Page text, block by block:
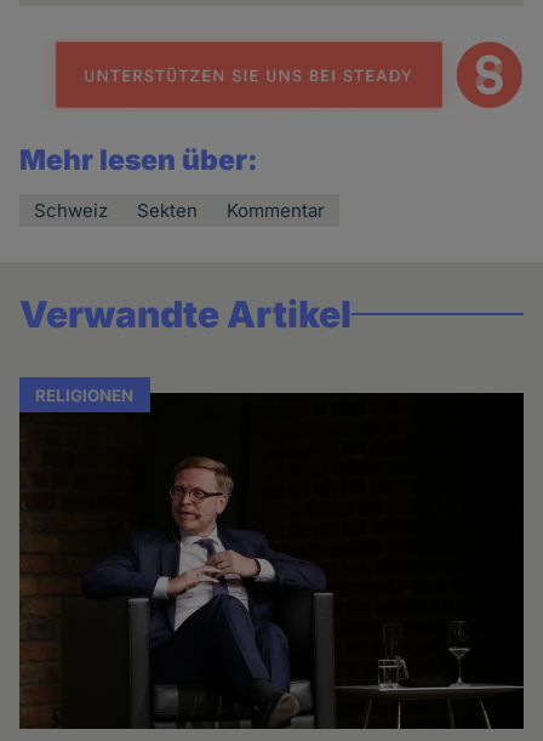
Mehr lesen über:
Schweiz Sekten Kommentar
Verwandte Artikel
RELIGIONEN